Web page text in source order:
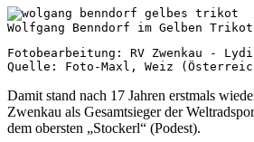
Wolfgang Benndorf im Gelben
Fotobearbeitung: RV Zwenkau -
Quelle: Foto-Maxl, Weiz
Damit stand nach 17 Jahren erstmals
Zwenkau als Gesamtsieger der
dem obersten „Stockerl“ (Podest).